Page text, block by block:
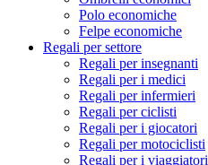
Polo economiche
Felpe economiche
Regali per settore
Regali per insegnanti
Regali per i medici
Regali per infermieri
Regali per ciclisti
Regali per i giocatori
Regali per motociclisti
Regali per i viaggiatori